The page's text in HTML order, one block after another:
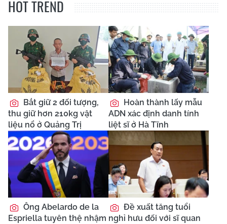
HOT TREND
Bắt giữ 2 đối tượng,
thu giữ hơn 210kg vật
liệu nổ ở Quảng Trị
Hoàn thành lấy mẫu
ADN xác định danh tính
liệt sĩ ở Hà Tĩnh
Ông Abelardo de la
Espriella tuyên thệ nhậm
Đề xuất tăng tuổi
nghỉ hưu đối với sĩ quan